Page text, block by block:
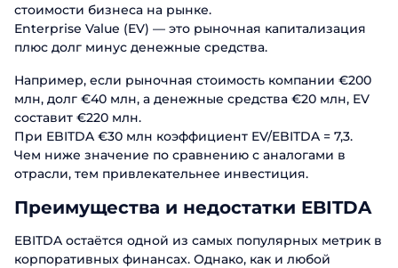
стоимости бизнеса на рынке.
Enterprise Value (EV) — это рыночная капитализация
плюс долг минус денежные средства.
Например, если рыночная стоимость компании €200
млн, долг €40 млн, а денежные средства €20 млн, EV
составит €220 млн.
При EBITDA €30 млн коэффициент EV/EBITDA = 7,3.
Чем ниже значение по сравнению с аналогами в
отрасли, тем привлекательнее инвестиция.
Преимущества и недостатки EBITDA
EBITDA остаётся одной из самых популярных метрик в
корпоративных финансах. Однако, как и любой